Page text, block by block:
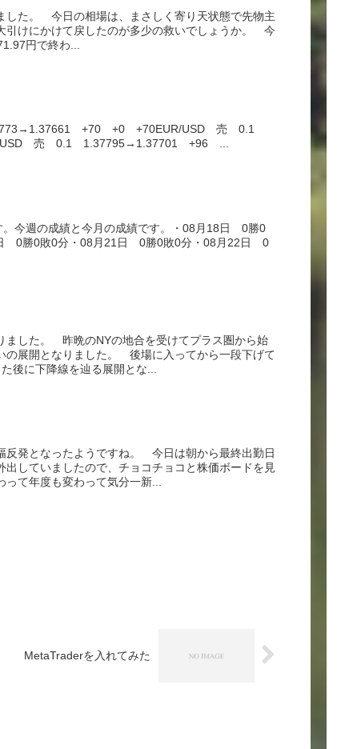
した。 今日の相場は、まさしく寄り天状態で先物主
けにかけて戻したのが多少の救いでしょうか。 今
円で終わ...
+70 +0 +70EUR/USD 売 0.1
売 0.1 1.37795→1.37701 +96 ...
。今週の成績と今月の成績です。・08月18日 0勝0
0勝0敗0分・08月21日 0勝0敗0分・08月22日 0
ました。 昨晩のNYの地合を受けてプラス圏から始
の展開となりました。 後場に入ってから一段下げて
後に下降線を辿る展開とな...
反発となったようですね。 今日は朝から最終出勤日
していましたので、チョコチョコと株価ボードを見
て年度も変わって気分一新...
MetaTraderを入れてみた